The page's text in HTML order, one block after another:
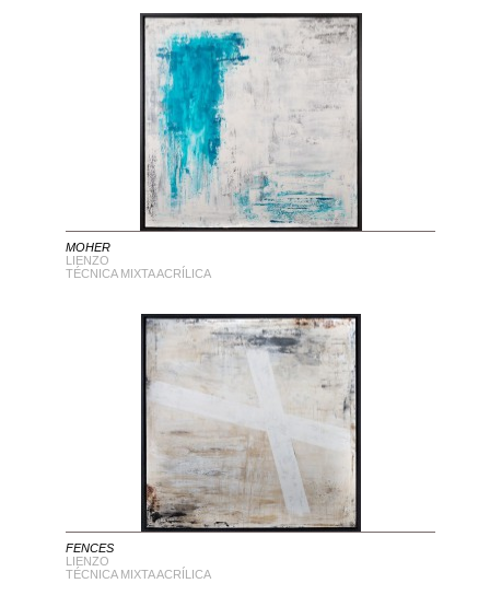
MOHER
LIENZO
TÉCNICA MIXTA ACRÍLICA
FENCES
LIENZO
TÉCNICA MIXTA ACRÍLICA